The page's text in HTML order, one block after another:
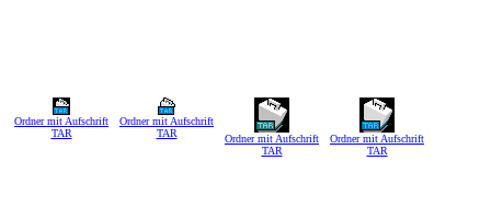
Ordner mit Aufschrift
TAR
Ordner mit Aufschrift
TAR
Ordner mit Aufschrift
TAR
Ordner mit Aufschrift
TAR